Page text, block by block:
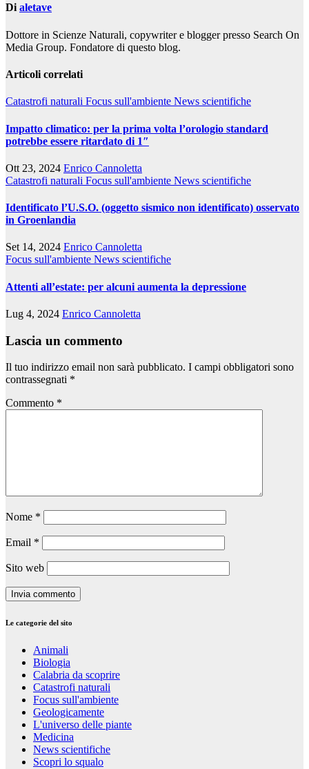
Dialetave
Dottore in Scienze Naturali, copywriter e blogger presso Search On
Media Group. Fondatore di questo blog.
Articoli correlati
Catastrofi naturali Focus sull'ambiente News scientifiche
Impatto climatico: per la prima volta l’orologio standard
potrebbe essere ritardato di 1″
Ott 23, 2024 Enrico Cannoletta
Catastrofi naturali Focus sull'ambiente News scientifiche
Identificato l’U.S.O. (oggetto sismico non identificato) osservato
in Groenlandia
Set 14, 2024 Enrico Cannoletta
Focus sull'ambiente News scientifiche
Attenti all’estate: per alcuni aumenta la depressione
Lug 4, 2024 Enrico Cannoletta
Lascia un commento
Il tuo indirizzo email non sarà pubblicato. I campi obbligatori sono
contrassegnati *
Commento *
Nome *
Email *
Sito web
Le categorie del sito
Animali
Biologia
Calabria da scoprire
Catastrofi naturali
Focus sull'ambiente
Geologicamente
L'universo delle piante
Medicina
News scientifiche
Scopri lo squalo